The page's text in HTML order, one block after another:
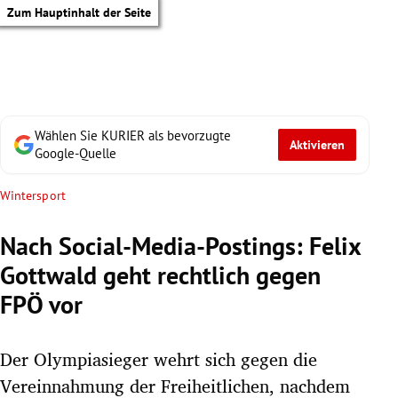
Zum Hauptinhalt der Seite
Untermenü
Wählen Sie KURIER als bevorzugte
Google-Quelle
Aktivieren
Wintersport
Nach Social-Media-Postings: Felix
Gottwald geht rechtlich gegen
FPÖ vor
Der Olympiasieger wehrt sich gegen die
Vereinnahmung der Freiheitlichen, nachdem